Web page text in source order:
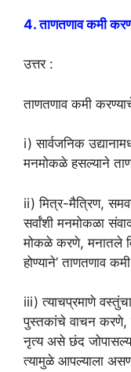
4. ताणतणाव कमी
उत्तर :
ताणतणाव कमी
i) सार्वजनिक
मनमोकळे हसल्याने
ii) मित्र-मैत्रिण,
सर्वांशी मनमोकळा
मोकळे करणे, मनातले
होण्याने’ ताणतणाव
iii) त्याचप्रमाणे
पुस्तकांचे वाचन करणे,
नृत्य असे छंद
त्यामुळे आपल्याला